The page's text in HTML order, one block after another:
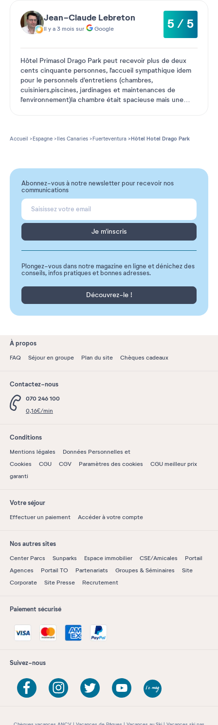
Jean-Claude Lebreton
Il y a 3 mois sur Google 5 / 5
Hôtel Primasol Drago Park peut recevoir plus de deux
cents cinquante personnes, l'accueil sympathique idem
pour le personnels d'entretiens (chambres,
cuisiniers,piscines, jardinages et maintenances de
l'environnement)la chambre était spacieuse mais une
Accueil Espagne Iles Canaries Fuerteventura Hôtel Hotel Drago Park
Abonnez-vous à notre newsletter pour recevoir nos
communications
Je m'inscris
Plongez-vous dans notre magazine en ligne et dénichez des
conseils, infos pratiques et bonnes adresses.
Découvrez-le !
À propos
FAQ Séjour en groupe Plan du site Chèques cadeaux
Contactez-nous
070 246 100
0,16€/min
Conditions
Mentions légales
Données Personnelles et
Cookies
CGU CGV Paramètres des cookies
CGU meilleur prix
garanti
Votre séjour
Effectuer un paiement Accéder à votre compte
Nos autres sites
Center Parcs Sunparks Espace immobilier CSE/Amicales
Portail
Agences
Portail TO Partenariats Groupes & Séminaires
Site
Corporate
Site Presse Recrutement
Paiement sécurisé
Suivez-nous